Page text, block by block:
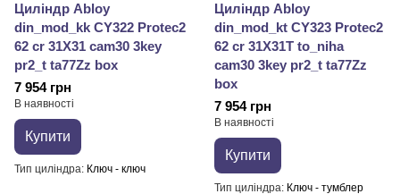
Циліндр Abloy
din_mod_kk CY322 Protec2
62 cr 31X31 cam30 3key
pr2_t ta77Zz box
7 954 грн
В наявності
Купити
Тип циліндра Ключ - ключ
Циліндр Abloy
din_mod_kt CY323 Protec2
62 cr 31X31T to_niha
cam30 3key pr2_t ta77Zz
box
7 954 грн
В наявності
Купити
Тип циліндра Ключ - тумблер